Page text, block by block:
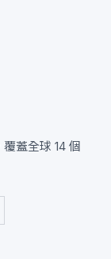
蓋全球 14 個